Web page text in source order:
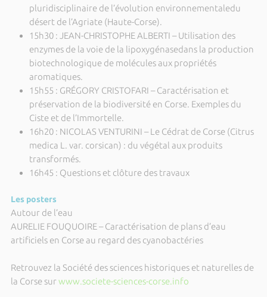
pluridisciplinaire de l’évolution environnementaledu
désert de l’Agriate (Haute-Corse).
15h30 : JEAN-CHRISTOPHE ALBERTI – Utilisation des
enzymes de la voie de la lipoxygénasedans la production
biotechnologique de molécules aux propriétés
aromatiques.
15h55 : GRÉGORY CRISTOFARI – Caractérisation et
préservation de la biodiversité en Corse. Exemples du
Ciste et de l’Immortelle.
16h20 : NICOLAS VENTURINI – Le Cédrat de Corse (Citrus
medica L. var. corsican) : du végétal aux produits
transformés.
16h45 : Questions et clôture des travaux
Les posters
Autour de l’eau
AURELIE FOUQUOIRE – Caractérisation de plans d’eau
artificiels en Corse au regard des cyanobactéries
Retrouvez la Société des sciences historiques et naturelles de
la Corse surwww.societe-sciences-corse.info